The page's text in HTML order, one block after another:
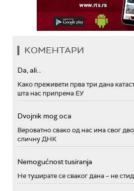
КОМЕНТАРИ
Da, ali...
Како преживети прва три дана
шта нас припрема ЕУ
Dvojnik mog oca
Вероватно свако од нас има свог
сличну ДНК
Nemogućnost tusiranja
Не туширате се сваког дана – не